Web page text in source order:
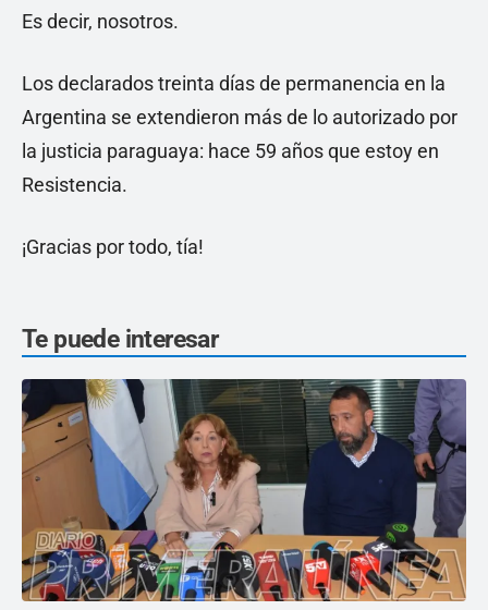
Es decir, nosotros.
Los declarados treinta días de permanencia en la
Argentina se extendieron más de lo autorizado por
la justicia paraguaya: hace 59 años que estoy en
Resistencia.
¡Gracias por todo, tía!
Te puede interesar